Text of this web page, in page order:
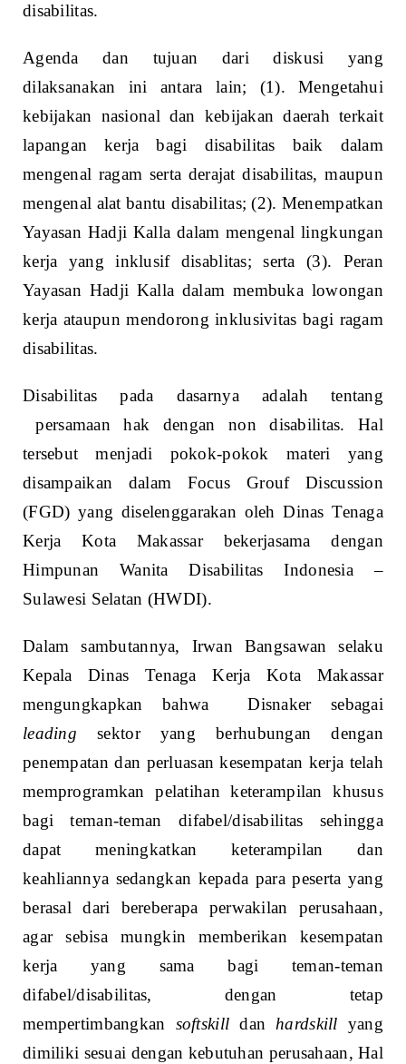
disabilitas.
Agenda dan tujuan dari diskusi yang
dilaksanakan ini antara lain; (1). Mengetahui
kebijakan nasional dan kebijakan daerah terkait
lapangan kerja bagi disabilitas baik dalam
mengenal ragam serta derajat disabilitas, maupun
mengenal alat bantu disabilitas; (2). Menempatkan
Yayasan Hadji Kalla dalam mengenal lingkungan
kerja yang inklusif disablitas; serta (3). Peran
Yayasan Hadji Kalla dalam membuka lowongan
kerja ataupun mendorong inklusivitas bagi ragam
disabilitas.
Disabilitas pada dasarnya adalah tentang
persamaan hak dengan non disabilitas. Hal
tersebut menjadi pokok-pokok materi yang
disampaikan dalam Focus Grouf Discussion
(FGD) yang diselenggarakan oleh Dinas Tenaga
Kerja Kota Makassar bekerjasama dengan
Himpunan Wanita Disabilitas Indonesia –
Sulawesi Selatan (HWDI).
Dalam sambutannya, Irwan Bangsawan selaku
Kepala Dinas Tenaga Kerja Kota Makassar
mengungkapkan bahwa Disnaker sebagai
leadingsektor yang berhubungan dengan
penempatan dan perluasan kesempatan kerja telah
memprogramkan pelatihan keterampilan khusus
bagi teman-teman difabel/disabilitas sehingga
dapat meningkatkan keterampilan dan
keahliannya sedangkan kepada para peserta yang
berasal dari bereberapa perwakilan perusahaan,
agar sebisa mungkin memberikan kesempatan
kerja yang sama bagi teman-teman
difabel/disabilitas, dengan tetap
mempertimbangkan softskill danhardskill yang
dimiliki sesuai dengan kebutuhan perusahaan, Hal